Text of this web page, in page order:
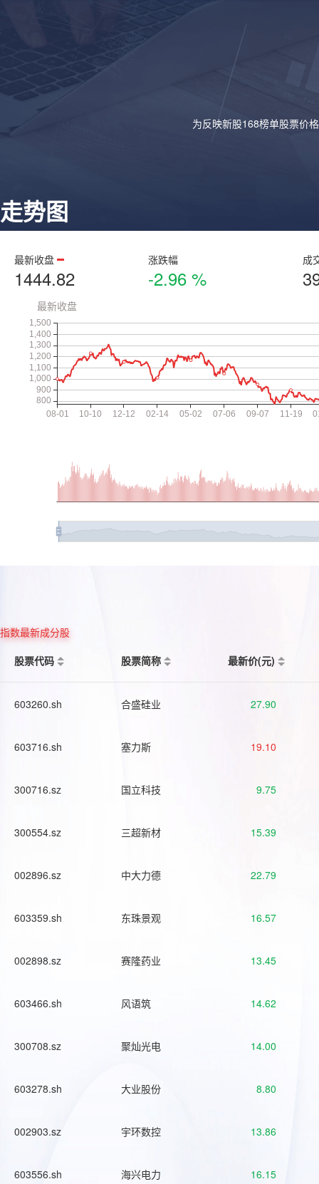
为反映新股168榜单股票价
走势图
最新收盘
1444.82
涨跌幅
-2.96 %
成
指数最新成分股
股票代码
股票简称 最新价(元)
603260.sh 合盛硅业 27.90
603716.sh 塞力斯 19.10
300716.sz 国立科技 9.75
300554.sz 三超新材 15.39
002896.sz 中大力德 22.79
603359.sh 东珠景观 16.57
002898.sz 赛隆药业 13.45
603466.sh 风语筑 14.62
300708.sz 聚灿光电 14.00
603278.sh 大业股份 8.80
002903.sz 宇环数控 13.86
603556.sh 海兴电力 16.15